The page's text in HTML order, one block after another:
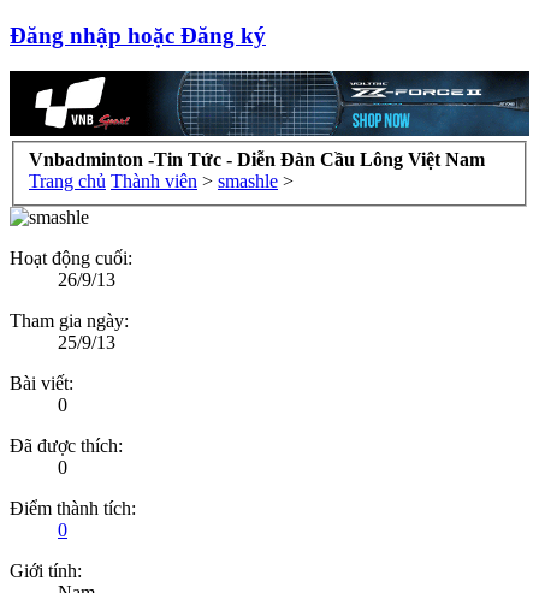
Đăng nhập hoặc Đăng ký
Vnbadminton -Tin Tức - Diễn Đàn Cầu Lông Việt Nam
Trang chủ Thành viên > smashle >
Hoạt động cuối:
26/9/13
Tham gia ngày:
25/9/13
Bài viết:
0
Đã được thích:
0
Điểm thành tích:
0
Giới tính: